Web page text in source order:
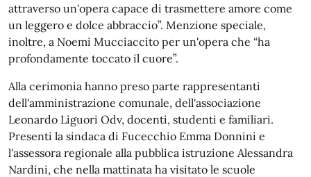
attraverso un'opera capace di trasmettere amore come
un leggero e dolce abbraccio”. Menzione speciale,
inoltre, a Noemi Mucciaccito per un'opera che “ha
profondamente toccato il cuore”.
Alla cerimonia hanno preso parte rappresentanti
dell'amministrazione comunale, dell'associazione
Leonardo Liguori Odv, docenti, studenti e familiari.
Presenti la sindaca di Fucecchio Emma Donnini e
l'assessora regionale alla pubblica istruzione Alessandra
Nardini, che nella mattinata ha visitato le scuole